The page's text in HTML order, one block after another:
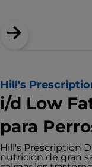
Hill's
i/d Low
para
Hill's Prescription
nutrición de gran